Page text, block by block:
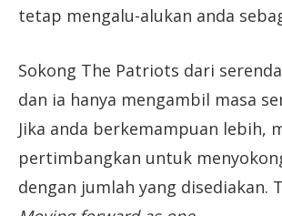
tetap mengalu-alukan anda
Sokong The Patriots dari
dan ia hanya mengambil masa
Jika anda berkemampuan lebih,
pertimbangkan untuk
dengan jumlah yang disediakan.